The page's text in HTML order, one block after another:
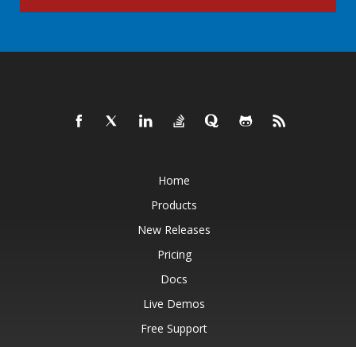
Home
Products
New Releases
Pricing
Docs
Live Demos
Free Support